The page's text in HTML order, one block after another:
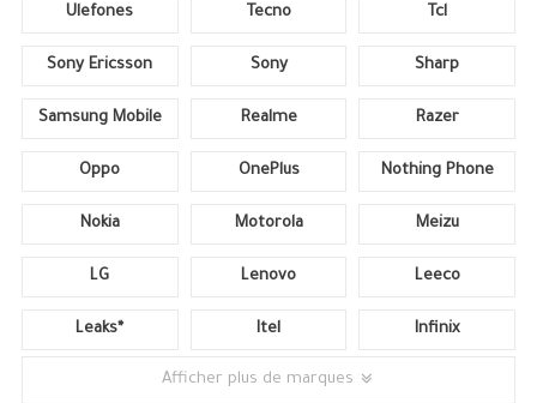
Ulefones Tecno Tcl
Sony Ericsson Sony Sharp
Samsung Mobile Realme Razer
Oppo OnePlus Nothing Phone
Nokia Motorola Meizu
LG Lenovo Leeco
Leaks* Itel Infinix
Afficher plus de marques